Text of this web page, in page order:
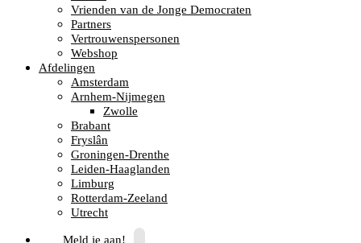
Vrienden van de Jonge Democraten
Partners
Vertrouwenspersonen
Webshop
Afdelingen
Amsterdam
Arnhem-Nijmegen
Zwolle
Brabant
Fryslân
Groningen-Drenthe
Leiden-Haaglanden
Limburg
Rotterdam-Zeeland
Utrecht
Meld je aan!